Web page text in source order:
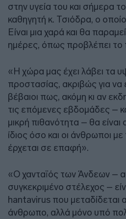
στην υγεία του και σήμερα
καθηγητή κ. Τσιόδρα, ο
Είναι μια χαρά και θα
ημέρες, όπως προβλέπει
«Η χώρα μας έχει λάβει τα
προστασίας, ακριβώς για
βέβαιοι πως, ακόμη κι αν
τις επόμενες εβδομάδες –
μικρή πιθανότητα – θα
ίδιος όσο και οι άνθρωποι
έρχεται σε επαφή».
«Ο χανταϊός των Άνδεων –
συγκεκριμένο στέλεχος –
hantavirus που
άνθρωπο, αλλά μόνο υπό